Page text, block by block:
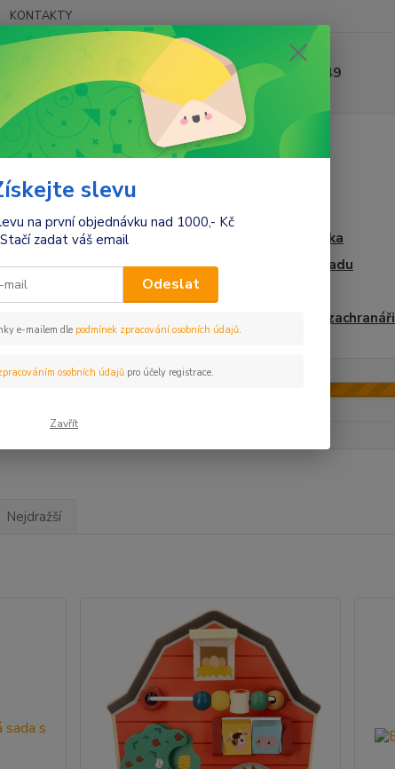
KONTAKTY
+420412384749
hračky
Motorické a didaktické Dřevěné zvířátka
Dřevěné hry Hračky na zahradu
Dřevěné puzzle, vkládačky
Hasiči, policie, zachranáři
Nejdražší
slevu
na první objednávku nad 1000,- Kč
Stačí zadat váš email
Odeslat
e-mailem dle podmínek zpracování osobních údajů.
osobních údajůpro účely registrace.
Zavřít